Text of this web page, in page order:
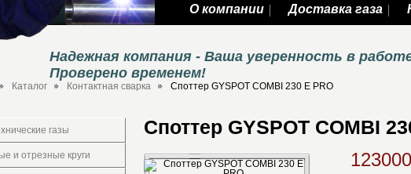
О компании Доставка газа
Надежная компания - Ваша уверенность в
Проверено временем!
Каталог Контактная сварка Споттер GYSPOT COMBI 230 E PRO
газы
и отрезные круги
Споттер GYSPOT COMBI